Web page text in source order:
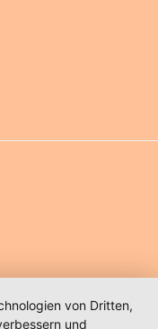
von Dritten,
und